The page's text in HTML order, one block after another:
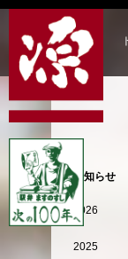
お知らせ
2026
2025